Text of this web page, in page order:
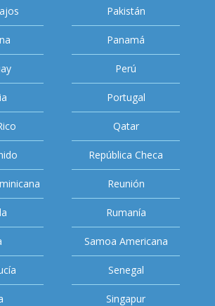
Pakistán
Panamá
Perú
Portugal
Qatar
República Checa
Reunión
Rumanía
Samoa Americana
Senegal
Singapur